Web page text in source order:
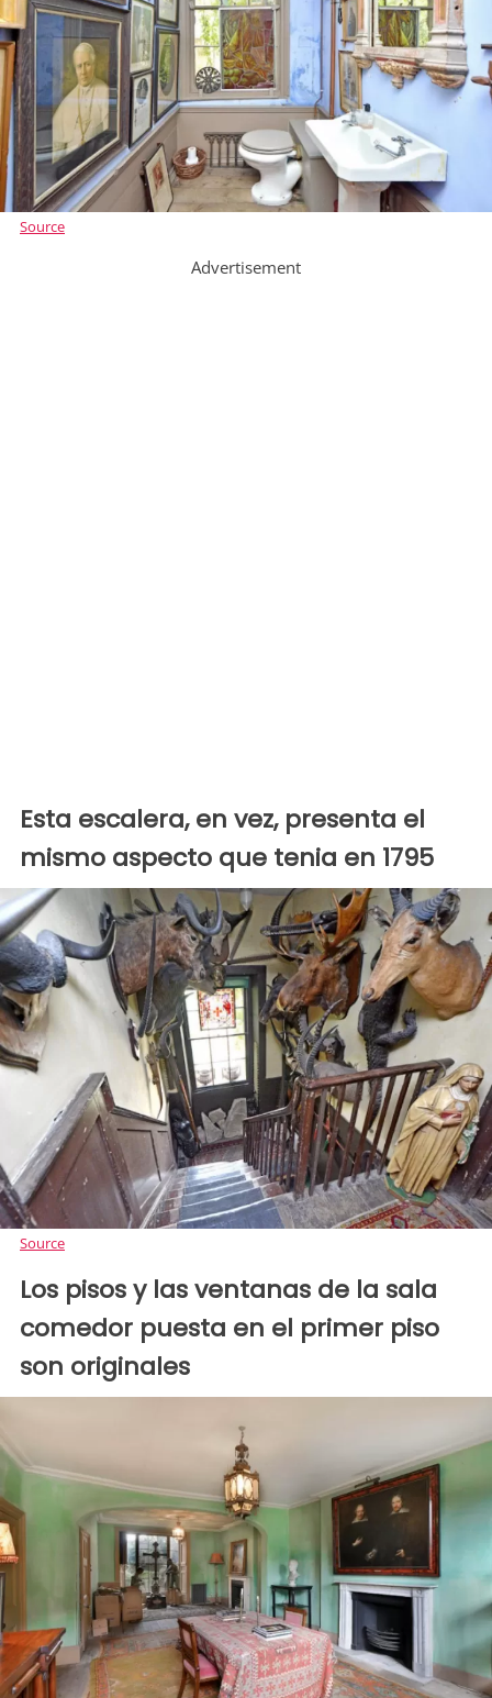
Source
Advertisement
Esta escalera, en vez, presenta el
mismo aspecto que tenia en 1795
Source
Los pisos y las ventanas de la sala
comedor puesta en el primer piso
son originales